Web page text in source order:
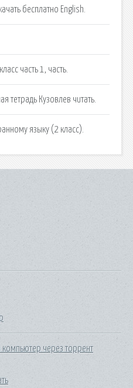
бесплатно English.
часть 1, часть.
тетрадь Кузовлев читать.
языку (2 класс).
через торрент